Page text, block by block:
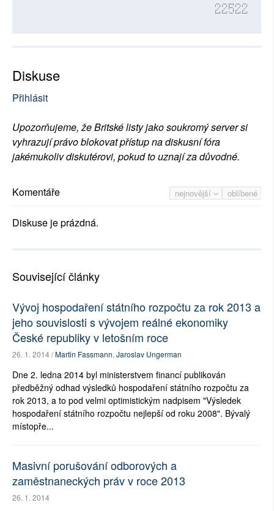
22522
Diskuse
Přihlásit
Upozorňujeme, že Britské listy jako soukromý server si
vyhrazují právo blokovat přístup na diskusní fóra
jakémukoliv diskutérovi, pokud to uznají za důvodné.
nejnovější oblíbené
Komentáře
Diskuse je prázdná.
Související články
Vývoj hospodaření státního rozpočtu za rok 2013 a
jeho souvislosti s vývojem reálné ekonomiky
České republiky v letošním roce
26. 1. 2014 /Martin Fassmann, Jaroslav Ungerman
Dne 2. ledna 2014 byl ministerstvem financí publikován
předběžný odhad výsledků hospodaření státního rozpočtu za
rok 2013, a to pod velmi optimistickým nadpisem "Výsledek
hospodaření státního rozpočtu nejlepší od roku 2008". Bývalý
místopře...
Masivní porušování odborových a
zaměstnaneckých práv v roce 2013
26. 1. 2014